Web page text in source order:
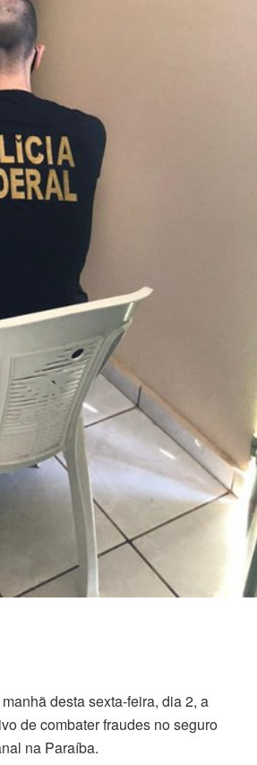
desta sexta-feira, dia 2, a
de combater fraudes no seguro
na Paraíba.